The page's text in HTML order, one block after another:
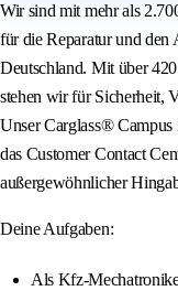
Wir sind mit mehr als
für die Reparatur und den
Deutschland. Mit über
stehen wir für Sicherheit,
Unser Carglass®
das Customer Contact
außergewöhnlicher
Deine Aufgaben:
Als Kfz-